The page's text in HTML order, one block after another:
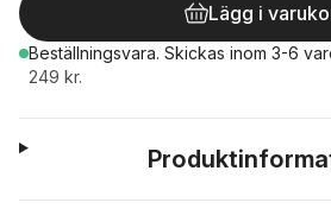
Lägg i
Beställningsvara. Skickas inom 3-6
249 kr.